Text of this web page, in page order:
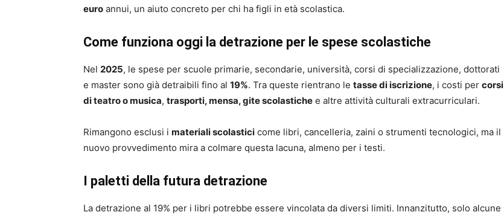
euro annui, un aiuto concreto per chi ha figli in età scolastica.
Come funziona oggi la detrazione per le spese scolastiche
Nel 2025, le spese per scuole primarie, secondarie, università, corsi di specializzazione, dottorati
e master sono già detraibili fino al 19%. Tra queste rientrano le tasse di iscrizione, i costi per corsi
di teatro o musica, trasporti, mensa, gite scolastiche e altre attività culturali extracurriculari.
Rimangono esclusi i materiali scolastici come libri, cancelleria, zaini o strumenti tecnologici, ma il
nuovo provvedimento mira a colmare questa lacuna, almeno per i testi.
I paletti della futura detrazione
La detrazione al 19% per i libri potrebbe essere vincolata da diversi limiti. Innanzitutto, solo alcune